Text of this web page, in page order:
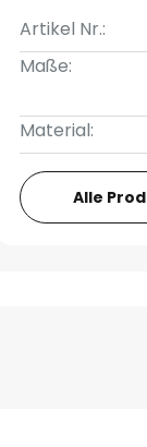
Artikel Nr.:
Maße:
Material:
Alle